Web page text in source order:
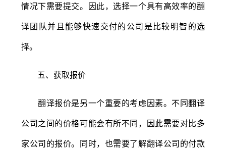
情况下需要提交。因此，选择一个具有高效率的翻
译团队并且能够快速交付的公司是比较明智的选
择。
五、获取报价
翻译报价是另一个重要的考虑因素。不同翻译
公司之间的价格可能会有所不同，因此需要对比多
家公司的报价。同时，也需要了解翻译公司的付款